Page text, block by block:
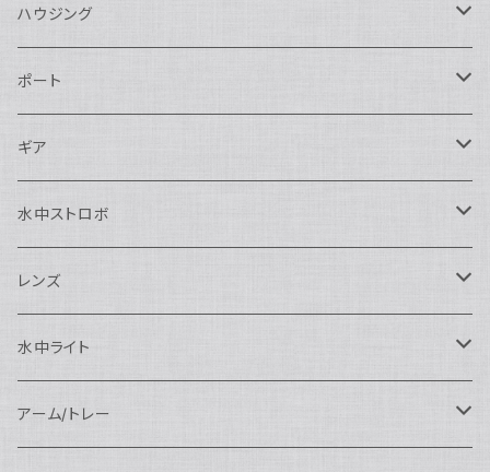
ハウジング
Nikon用
Nauticam
SEA&SEA
Canon用
Nauticam
SEA&SEA
Sony用
Nautciam
SEA&SEA
OM SYSTEM用
Nauticam
AOI
Panasonic用
Nauticam
FUJIFILM用
ポート
Nauticam
N120ドームポート
N120マクロポート
SEA&SEA
ドームポート
マクロポート
AOI
ドームポート
フラットポート
FIX
アクセサリー
Athena
ギア
AOI
OM SYSTEM用
Nauticam
SEA&SEA
水中ストロボ
SEA&SEA
アクセサリー
AOI
アクセサリー
アクセサリー
レンズ
マクロコンバージョンレンズ
Nauticam
ワイドコンバージョンレンズ
水中ライト
大光量 3000ルーメン以上
アーム/トレー